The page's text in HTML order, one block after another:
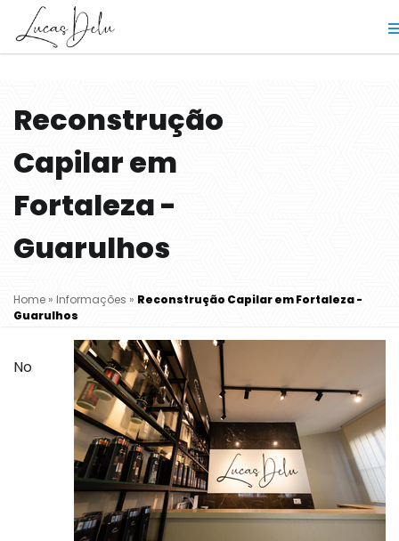
Reconstrução
Capilar em
Fortaleza -
Guarulhos
Home » Informações » Reconstrução Capilar em Fortaleza -
Guarulhos
No